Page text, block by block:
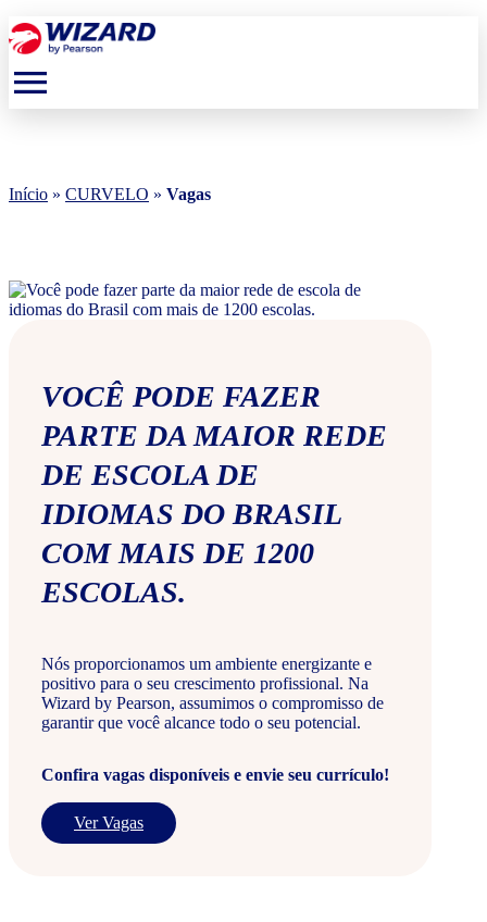
menu
Início » CURVELO » Vagas
VOCÊ PODE FAZER
PARTE DA MAIOR REDE
DE ESCOLA DE
IDIOMAS DO BRASIL
COM MAIS DE 1200
ESCOLAS.
Nós proporcionamos um ambiente energizante e
positivo para o seu crescimento profissional. Na
Wizard by Pearson, assumimos o compromisso de
garantir que você alcance todo o seu potencial.
Confira vagas disponíveis e envie seu currículo!
Ver Vagas